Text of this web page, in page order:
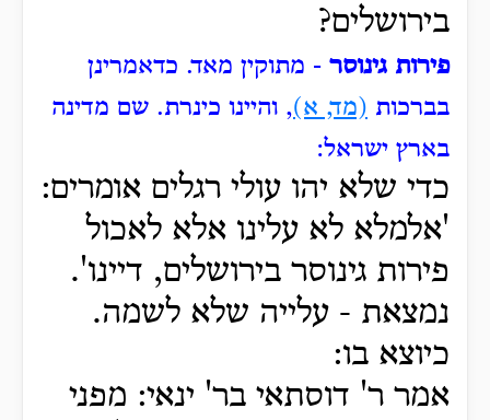
בירושלים?
פירות גינוסר - מתוקין מאד. כדאמרינן
בברכות (מד, א), והיינו כינרת. שם מדינה
בארץ ישראל:
כדי שלא יהו עולי רגלים אומרים:
'אלמלא לא עלינו אלא לאכול
פירות גינוסר בירושלים, דיינו'.
נמצאת - עלייה שלא לשמה.
כיוצא בו:
אמר ר' דוסתאי בר' ינאי: מפני